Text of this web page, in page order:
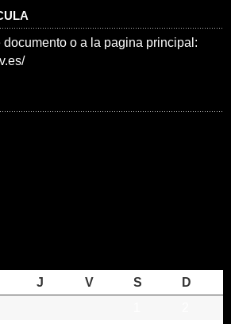
o a la pagina principal:
J V S
D